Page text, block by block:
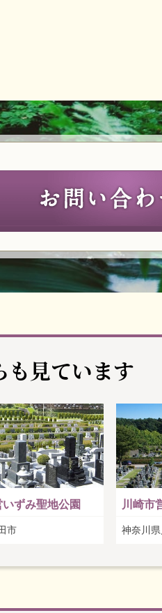
も見ています
ずみ聖地公園
市
川崎市
神奈川